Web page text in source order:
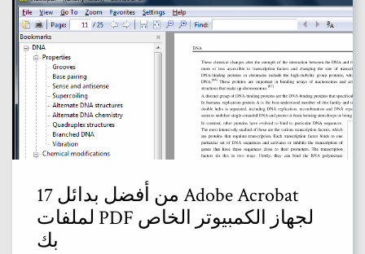
17 من أفضل بدائل Adobe Acrobat
لملفات PDF لجهاز الكمبيوتر الخاص
بك